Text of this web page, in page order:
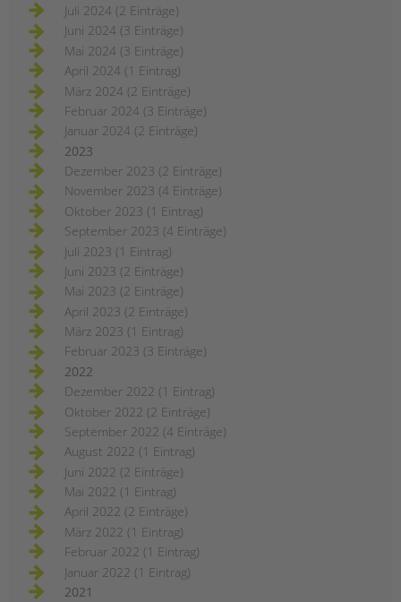
Juli 2024 (2 Einträge)
Juni 2024 (3 Einträge)
Mai 2024 (3 Einträge)
April 2024 (1 Eintrag)
März 2024 (2 Einträge)
Februar 2024 (3 Einträge)
Januar 2024 (2 Einträge)
2023
Dezember 2023 (2 Einträge)
November 2023 (4 Einträge)
Oktober 2023 (1 Eintrag)
September 2023 (4 Einträge)
Juli 2023 (1 Eintrag)
Juni 2023 (2 Einträge)
Mai 2023 (2 Einträge)
April 2023 (2 Einträge)
März 2023 (1 Eintrag)
Februar 2023 (3 Einträge)
2022
Dezember 2022 (1 Eintrag)
Oktober 2022 (2 Einträge)
September 2022 (4 Einträge)
August 2022 (1 Eintrag)
Juni 2022 (2 Einträge)
Mai 2022 (1 Eintrag)
April 2022 (2 Einträge)
März 2022 (1 Eintrag)
Februar 2022 (1 Eintrag)
Januar 2022 (1 Eintrag)
2021